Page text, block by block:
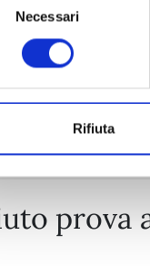
Necessari
Rifiuta
prova